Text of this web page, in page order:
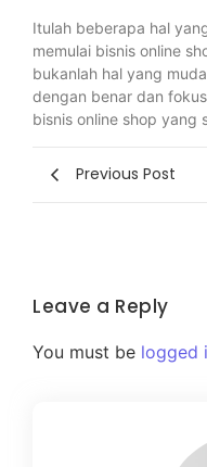
Itulah beberapa hal
memulai bisnis online
bukanlah hal yang
dengan benar dan
bisnis online shop yang
Previous Post
Leave a Reply
You must be logged